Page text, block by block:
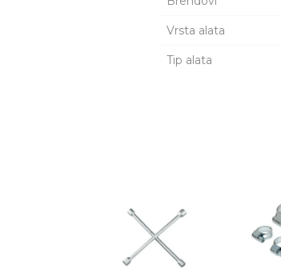
Vrsta alata
Tip alata